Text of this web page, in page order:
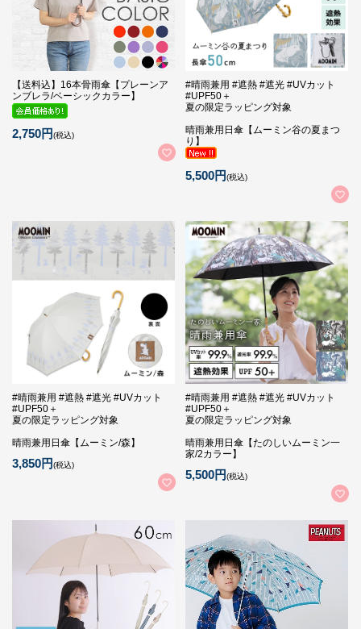
【送料込】16本骨雨傘【プレーンア
ンブレラ/ベーシックカラー】
2,750円(税込)
#晴雨兼用 #遮熱 #遮光 #UVカット
#UPF50＋
夏の限定ラッピング対象
晴雨兼用日傘【ムーミン谷の夏まつ
り】
5,500円(税込)
#晴雨兼用 #遮熱 #遮光 #UVカット
#UPF50＋
夏の限定ラッピング対象
晴雨兼用日傘【ムーミン/森】
3,850円(税込)
#晴雨兼用 #遮熱 #遮光 #UVカット
#UPF50＋
夏の限定ラッピング対象
晴雨兼用日傘【たのしいムーミン一
家/2カラー】
5,500円(税込)